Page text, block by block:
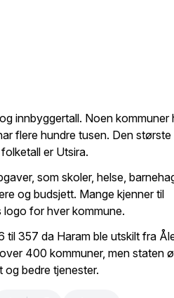
innbyggertall. Noen kommuner
flere hundre tusen. Den største
er Utsira.
som skoler, helse,
og budsjett. Mange kjenner til
logo for hver kommune.
357 da Haram ble utskilt fra
400 kommuner, men staten
bedre tjenester.